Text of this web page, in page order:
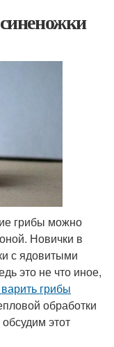
грибы можно
Новички в
с ядовитыми
это не что иное,
грибы
обработки
этот